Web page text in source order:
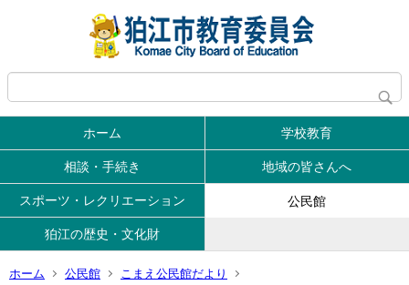
ホーム 学校教育
相談・手続き 地域の皆さんへ
スポーツ・レクリエーション 公民館
狛江の歴史・文化財
ホーム 公民館
こまえ公民館だより